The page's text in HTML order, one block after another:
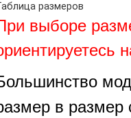
размеров
выборе
в размер